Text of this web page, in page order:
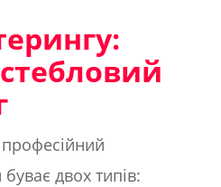
буває двох типів: